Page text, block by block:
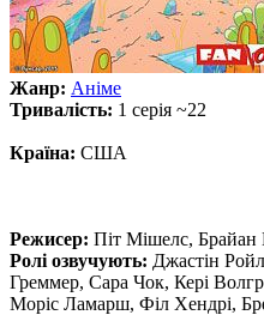
Жанр: Аніме
Тривалість: 1 серія ~22
Країна: США
Режисер: Піт Мішелс,
Ролі озвучують: Джастін
Греммер, Сара Чок, Кері
Моріс Ламарш, Філ Хендрі,